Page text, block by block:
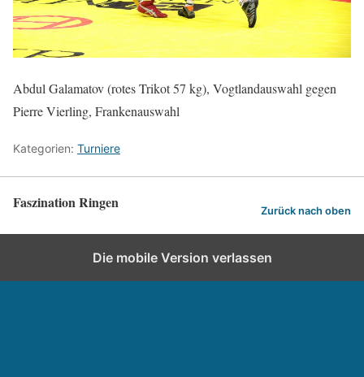
Abdul Galamatov (rotes Trikot 57 kg), Vogtlandauswahl gegen
Pierre Vierling, Frankenauswahl
Kategorien: Turniere
Faszination Ringen Zurück nach oben
Die mobile Version verlassen